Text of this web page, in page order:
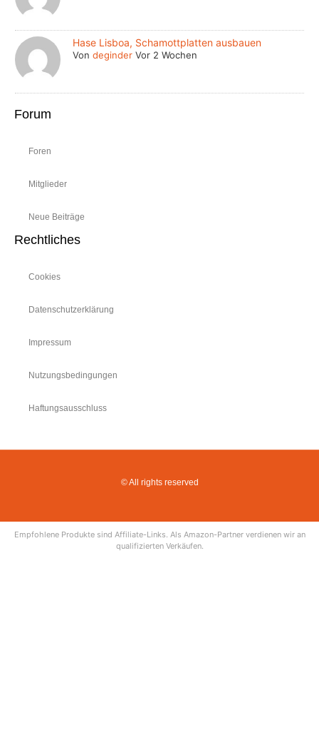
Hase Lisboa, Schamottplatten ausbauen
Vondeginder Vor 2 Wochen
Forum
Foren
Mitglieder
Neue Beiträge
Rechtliches
Cookies
Datenschutzerklärung
Impressum
Nutzungsbedingungen
Haftungsausschluss
© All rights reserved
Empfohlene Produkte sind Affiliate-Links. Als Amazon-Partner verdienen wir an
qualifizierten Verkäufen.